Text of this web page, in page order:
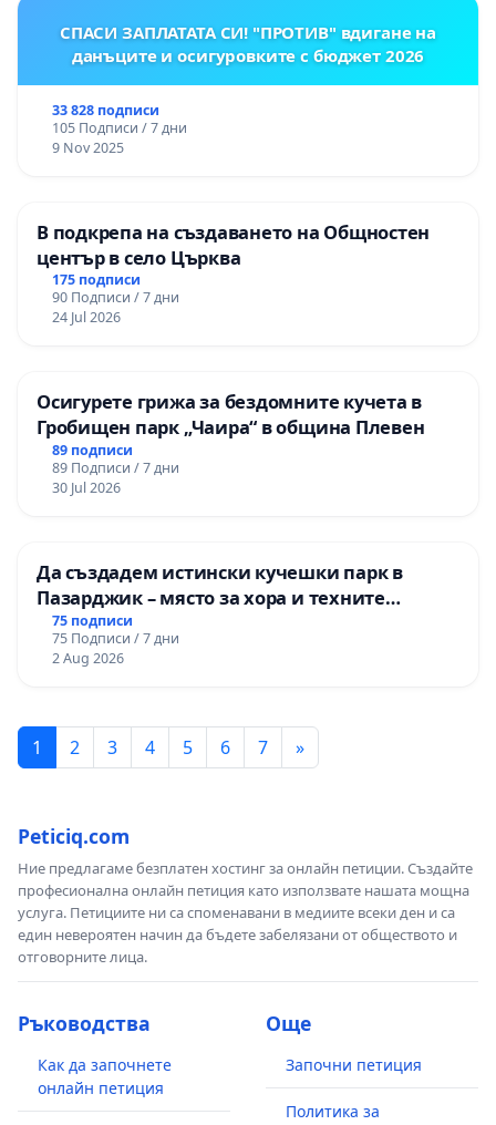
СПАСИ ЗАПЛАТАТА СИ! "ПРОТИВ" вдигане на
данъците и осигуровките с бюджет 2026
33 828 подписи
105 Подписи / 7 дни
9 Nov 2025
В подкрепа на създаването на Общностен
център в село Църква
175 подписи
90 Подписи / 7 дни
24 Jul 2026
Осигурете грижа за бездомните кучета в
Гробищен парк „Чаира“ в община Плевен
89 подписи
89 Подписи / 7 дни
30 Jul 2026
Да създадем истински кучешки парк в
Пазарджик – място за хора и техните
любимци
75 подписи
75 Подписи / 7 дни
2 Aug 2026
1 2 3 4 5 6 7 »
Peticiq.com
Ние предлагаме безплатен хостинг за онлайн петиции. Създайте
професионална онлайн петиция като използвате нашата мощна
услуга. Петициите ни са споменавани в медиите всеки ден и са
един невероятен начин да бъдете забелязани от обществото и
отговорните лица.
Ръководства
Как да започнете
онлайн петиция
Още
Започни петиция
Политика за